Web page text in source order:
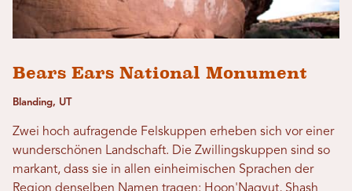
Bears Ears National Monument
Blanding, UT
Zwei hoch aufragende Felskuppen erheben sich vor einer
wunderschönen Landschaft. Die Zwillingskuppen sind so
markant, dass sie in allen einheimischen Sprachen der
Region denselben Namen tragen: Hoon'Naqvut, Shash